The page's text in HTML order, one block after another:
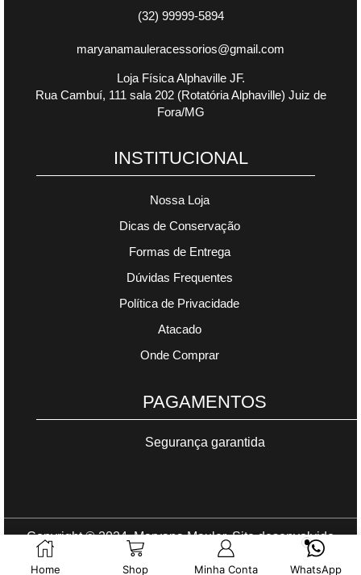
(32) 99999-5894
maryanamauleracessorios@gmail.com
Loja Física Alphaville JF.
Rua Cambuí, 111 sala 202 (Rotatória Alphaville) Juiz de
Fora/MG
INSTITUCIONAL
Nossa Loja
Dicas de Conservação
Formas de Entrega
Dúvidas Frequentes
Política de Privacidade
Atacado
Onde Comprar
PAGAMENTOS
Segurança garantida
Copyright © 2024. Maryana Mauler. Site desenvolvido
por
Gomes Web.
Home Shop Minha Conta WhatsApp